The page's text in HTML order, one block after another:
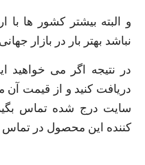
و البته بیشتر کشور ها با
نباشد بهتر بار در بازار
در نتیجه اگر می‌ خواهید
دریافت کنید و از قیمت
سایت درج شده تماس
کننده این محصول در تماس